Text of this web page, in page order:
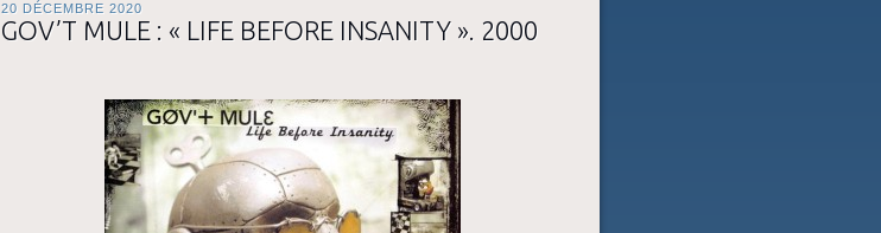
20 DÉCEMBRE 2020
GOV’T MULE : « LIFE BEFORE INSANITY ». 2000